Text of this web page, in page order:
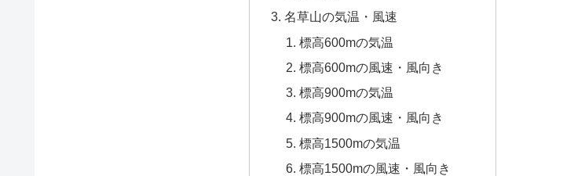
名草山の気温・風速
標高600mの気温
標高600mの風速・風向き
標高900mの気温
標高900mの風速・風向き
標高1500mの気温
標高1500mの風速・風向き